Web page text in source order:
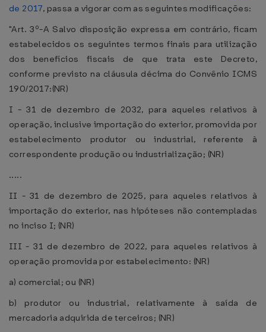
de 2017, passa a vigorar com as seguintes modificações:
"Art. 3º-A Salvo disposição expressa em contrário, ficam
estabelecidos os seguintes termos finais para utilização
dos benefícios fiscais de que trata este Decreto,
conforme previsto na cláusula décima do Convênio ICMS
190/2017:(NR)
I - 31 de dezembro de 2032, para aqueles relativos à
operação, inclusive importação do exterior, promovida por
estabelecimento produtor ou industrial, referente à
correspondente produção ou industrialização; (NR)
.....
II - 31 de dezembro de 2025, para aqueles relativos à
importação do exterior, nas hipóteses não contempladas
no inciso I; (NR)
III - 31 de dezembro de 2022, para aqueles relativos à
operação promovida por estabelecimento: (NR)
a) comercial; ou (NR)
b) produtor ou industrial, relativamente à saída de
mercadoria adquirida de terceiros; (NR)